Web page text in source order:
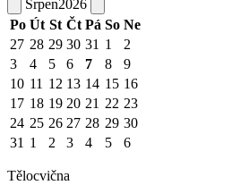
Srpen2026
Po Út St Čt Pá So Ne
27 28 29 30 31 1
2
3
4 5 6 7 8
9
10 11 12 13 14 15 16
17 18 19 20 21 22 23
24 25 26 27 28 29 30
31 1 2 3 4 5 6
Tělocvična